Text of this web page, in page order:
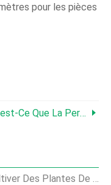
pour les pièces
Ce Que La Permaculture ?
Gombo Rouge Dans Le Jardin